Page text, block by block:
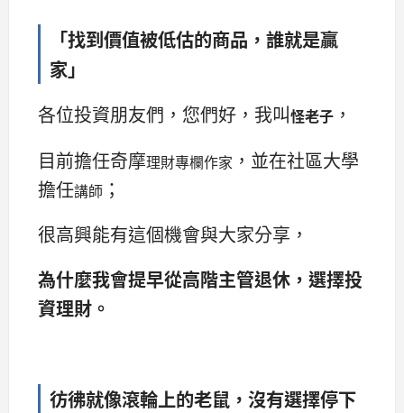
「找到價值被低估的商品，誰就是贏
家」
各位投資朋友們，您們好，我叫怪老子 ，
目前擔任奇摩理財專欄作家 ，並在社區大學
擔任講師 ；
很高興能有這個機會與大家分享，
為什麼我會提早從高階主管退休，選擇投
資理財。
彷彿就像滾輪上的老鼠，沒有選擇停下